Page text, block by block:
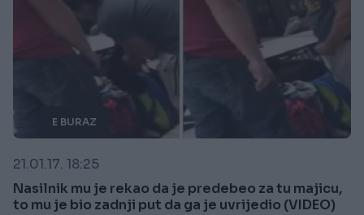
E BURAZ
21.01.17. 18:25
Nasilnik mu je rekao da je predebeo za tu majicu,
to mu je bio zadnji put da ga je uvrijedio (VIDEO)